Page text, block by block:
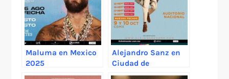
Maluma en Mexico
2025
Alejandro Sanz en
Ciudad de
México 2025